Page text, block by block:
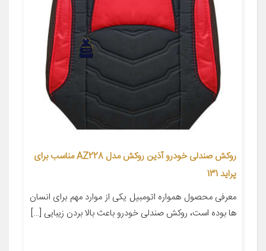
روکش صندلی خودرو آذین روکش مدل AZ228 مناسب برای
پراید 131
معرفی محصول همواره اتومبیل یکی از موارد مهم برای انسان
ها بوده است، روکش صندلی خودرو باعث بالا بردن زیبایی […]